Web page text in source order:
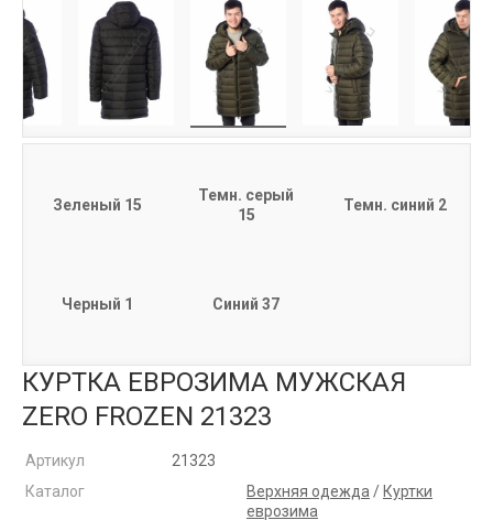
Зеленый 15
Темн. серый
15
Темн. синий 2
Черный 1 Синий 37
КУРТКА ЕВРОЗИМА МУЖСКАЯ
ZERO FROZEN 21323
Артикул
21323
Каталог
Верхняя одежда / Куртки
еврозима